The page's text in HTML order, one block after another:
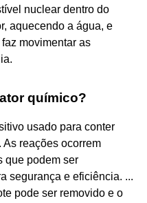
nuclear dentro do
aquecendo a água, e
movimentar as
químico?
usado para conter
reações ocorrem
que podem ser
segurança e eficiência. ...
pode ser removido e o